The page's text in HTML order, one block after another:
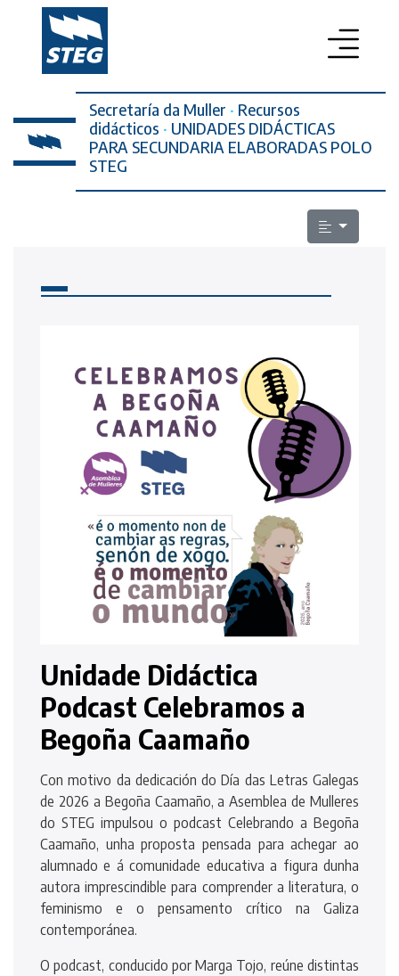
PROFESORADO
SECRETARÍA DA MULLER
ELECCIÓNS SINDICAIS
Secretaría da Muller · Recursos
didácticos · UNIDADES DIDÁCTICAS
PARA SECUNDARIA ELABORADAS POLO
STEG
Unidade Didáctica
Podcast Celebramos a
Begoña Caamaño
Con motivo da dedicación do Día das Letras Galegas
de 2026 a Begoña Caamaño, a Asemblea de Mulleres
do STEG impulsou o podcast Celebrando a Begoña
Caamaño, unha proposta pensada para achegar ao
alumnado e á comunidade educativa a figura dunha
autora imprescindible para comprender a literatura, o
feminismo e o pensamento crítico na Galiza
contemporánea.
O podcast, conducido por Marga Tojo, reúne distintas